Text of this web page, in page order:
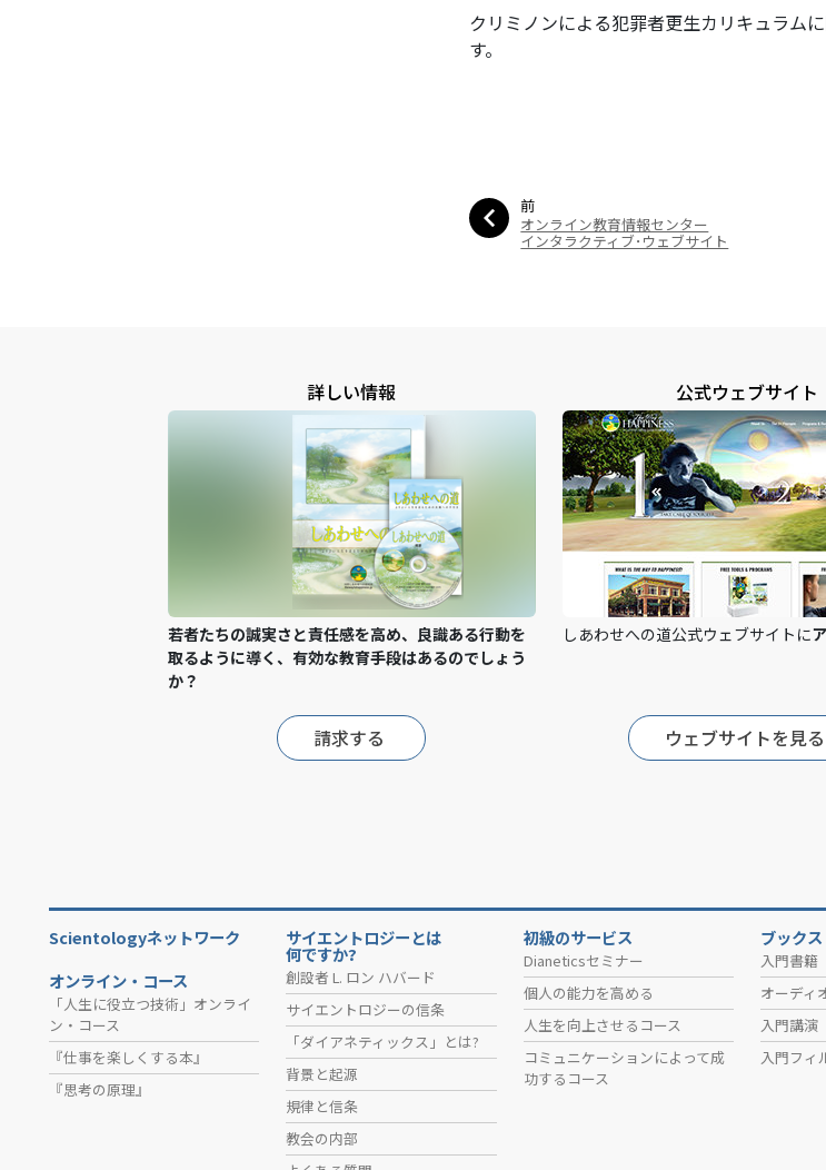
クリミノンによる犯罪者更生カリキュラム
す。
前
オンライン教育情報センター
インタラクティブ･ウェブサイト
詳しい情報
若者たちの誠実さと責任感を高め、良識ある行動を
取るように導く、有効な教育手段はあるのでしょう
か？
請求する
公式ウェブサイト
しあわせへの道公式ウェブサイトに
ウェブサイトを見る
Scientologyネットワーク
オンライン・コース
「人生に役立つ技術」オンライ
ン・コース
『仕事を楽しくする本』
『思考の原理』
サイエントロジーとは
何ですか?
創設者 L. ロン ハバード
サイエントロジーの信条
「ダイアネティックス」とは?
背景と起源
規律と信条
教会の内部
初級のサービス
Dianeticsセミナー
個人の能力を高める
人生を向上させるコース
コミュニケーションによって成
功するコース
ブック
入門書籍
オーディ
入門講演
入門フィ